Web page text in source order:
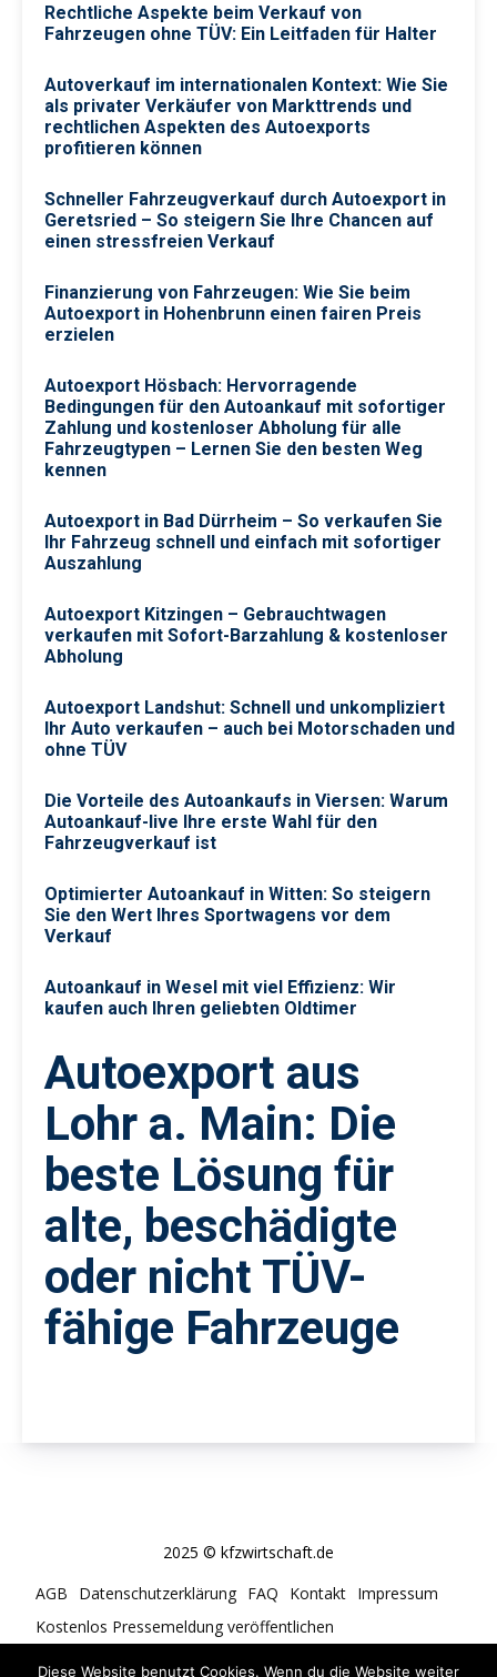
Rechtliche Aspekte beim Verkauf von
Fahrzeugen ohne TÜV: Ein Leitfaden für Halter
Autoverkauf im internationalen Kontext: Wie Sie
als privater Verkäufer von Markttrends und
rechtlichen Aspekten des Autoexports
profitieren können
Schneller Fahrzeugverkauf durch Autoexport in
Geretsried – So steigern Sie Ihre Chancen auf
einen stressfreien Verkauf
Finanzierung von Fahrzeugen: Wie Sie beim
Autoexport in Hohenbrunn einen fairen Preis
erzielen
Autoexport Hösbach: Hervorragende
Bedingungen für den Autoankauf mit sofortiger
Zahlung und kostenloser Abholung für alle
Fahrzeugtypen – Lernen Sie den besten Weg
kennen
Autoexport in Bad Dürrheim – So verkaufen Sie
Ihr Fahrzeug schnell und einfach mit sofortiger
Auszahlung
Autoexport Kitzingen – Gebrauchtwagen
verkaufen mit Sofort-Barzahlung & kostenloser
Abholung
Autoexport Landshut: Schnell und unkompliziert
Ihr Auto verkaufen – auch bei Motorschaden und
ohne TÜV
Die Vorteile des Autoankaufs in Viersen: Warum
Autoankauf-live Ihre erste Wahl für den
Fahrzeugverkauf ist
Optimierter Autoankauf in Witten: So steigern
Sie den Wert Ihres Sportwagens vor dem
Verkauf
Autoankauf in Wesel mit viel Effizienz: Wir
kaufen auch Ihren geliebten Oldtimer
Autoexport aus
Lohr a. Main: Die
beste Lösung für
alte, beschädigte
oder nicht TÜV-
fähige Fahrzeuge
2025 © kfzwirtschaft.de
AGB
Datenschutzerklärung FAQ Kontakt Impressum
Kostenlos Pressemeldung veröffentlichen
Diese Website benutzt Cookies. Wenn du die Website weiter